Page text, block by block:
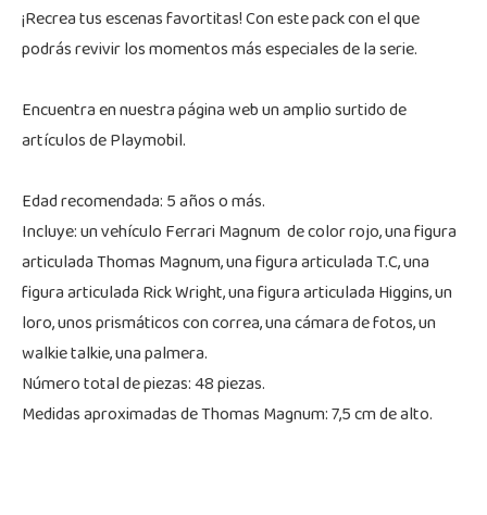
¡Recrea tus escenas favortitas! Con este pack con el que
podrás revivir los momentos más especiales de la serie.
Encuentra en nuestra página web un amplio surtido de
artículos de Playmobil.
Edad recomendada: 5 años o más.
Incluye: un vehículo Ferrari Magnum de color rojo, una figura
articulada Thomas Magnum, una figura articulada T.C, una
figura articulada Rick Wright, una figura articulada Higgins, un
loro, unos prismáticos con correa, una cámara de fotos, un
walkie talkie, una palmera.
Número total de piezas: 48 piezas.
Medidas aproximadas de Thomas Magnum: 7,5 cm de alto.